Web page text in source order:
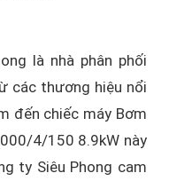
là nhà phân phối
các thương hiệu nổi
đến chiếc máy Bơm
4/150 8.9kW này
ty Siêu Phong cam